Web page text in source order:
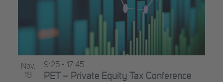
Nov.
19
PET – Private Equity Tax Conference
9:25 - 17:45